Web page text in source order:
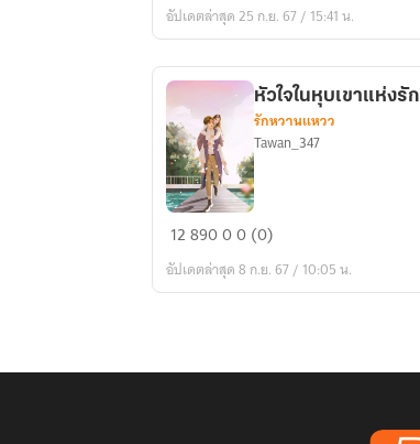
อัปเดตล่าสุด 25 ก.ย. 67 / 15:41 น.
หัวใจ
หุบเขา
หัวใจในหุบเขาแห่งรัก
รักหวานแหวว
Tawan_347
1289000 (0)
อัปเดตล่าสุด 8 ก.ย. 67 / 10:05 น.